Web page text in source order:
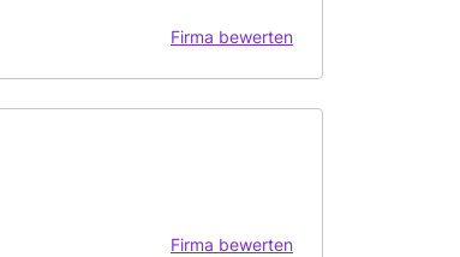
Firma bewerten
Firma bewerten